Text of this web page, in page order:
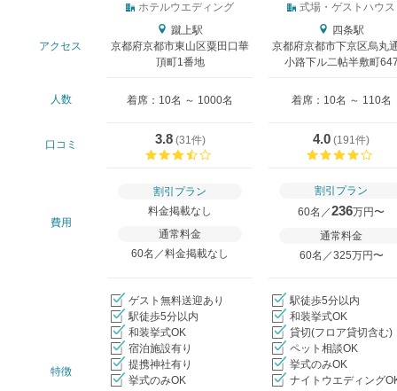
ホテルウエディング 式場・ゲストハウス
アクセス
蹴上駅
京都府京都市東山区粟田口華
頂町1番地
四条駅
京都府京都市下京区烏丸
小路下ル二帖半敷町
人数 着席：10名 ～ 1000名 着席：10名 ～ 110名
口コミ 3.8(31件)
4.0 (191件)
費用
割引プラン
料金掲載なし
通常料金
60名／料金掲載なし
割引プラン
60名／236万円〜
通常料金
60名／325万円〜
特徴
ゲスト無料送迎あり
駅徒歩5分以内
和装挙式OK
宿泊施設有り
提携神社有り
挙式のみOK
駅徒歩5分以内
和装挙式OK
貸切(フロア貸切含む)
ペット相談OK
挙式のみOK
ナイトウエディング